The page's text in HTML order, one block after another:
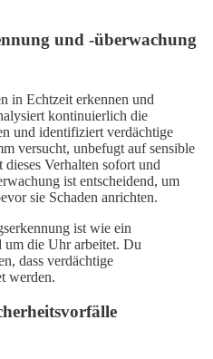
und -überwachung
in Echtzeit erkennen und
kontinuierlich die
und identifiziert verdächtige
versucht, unbefugt auf sensible
Verhalten sofort und
ist entscheidend, um
sie Schaden anrichten.
ist wie ein
um die Uhr arbeitet. Du
dass verdächtige
werden.